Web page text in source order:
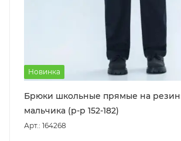
Новинка
Брюки школьные прямые на
мальчика (р-р 152-182)
Арт.: 164268